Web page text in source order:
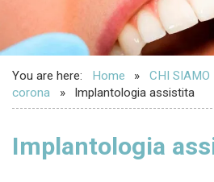
You are here: Home CHI SIAMO
corona
Implantologia assistita
Implantologia